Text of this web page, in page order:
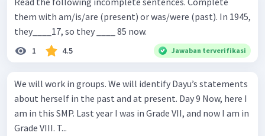
them with am/is/are (present) or was/were (past). In 1945,
they____17, so they ____ 85 now.
1 4.5 Jawaban terverifikasi
We will work in groups. We will identify Dayu’s statements
about herself in the past and at present. Day 9 Now, here I
am in this SMP. Last year I was in Grade VII, and now I am in
Grade VIII. T...